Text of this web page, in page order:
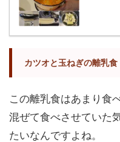
カツオと玉ねぎの離乳食
この離乳食はあまり食
混ぜて食べさせていた
たいなんですよね。